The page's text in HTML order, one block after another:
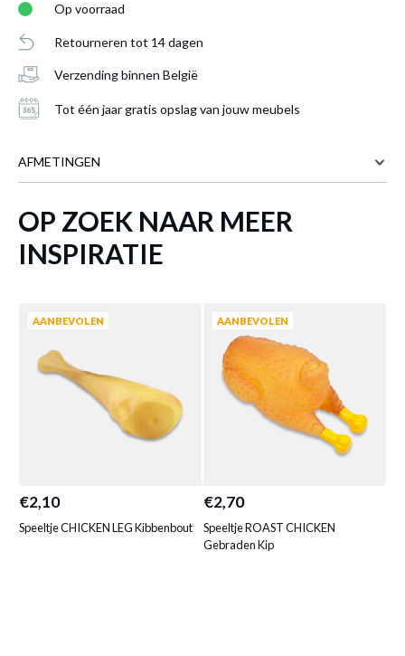
Op voorraad
Retourneren tot 14 dagen
Verzending binnen België
Tot één jaar gratis opslag van jouw meubels
AFMETINGEN
BREEDTE 23 cm
OP ZOEK NAAR MEER
INSPIRATIE
AANBEVOLEN
€2,10
Speeltje CHICKEN LEG Kibbenbout
AANBEVOLEN
€2,70
Speeltje ROAST CHICKEN
Gebraden Kip
Speeltje CHICKEN Kip
Productnummer: Y15350001870
€ 4,60